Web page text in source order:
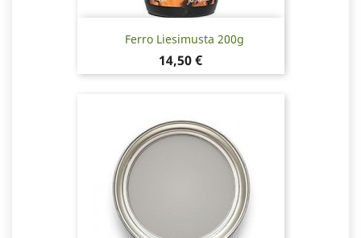
Ferro Liesimusta 200g
Hinta
14,50 €